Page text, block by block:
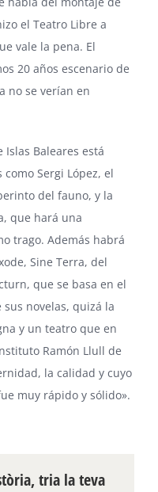
el Teatro Libre a
vale la pena. El
20 años escenario de
no se verían en
Islas Baleares está
Sergi López, el
del fauno, y la
que hará una
trago. Además habrá
Sine Terra, del
que se basa en el
novelas, quizá la
y un teatro que en
Ramón Llull de
la calidad y cuyo
muy rápido y sólido».
tria la teva